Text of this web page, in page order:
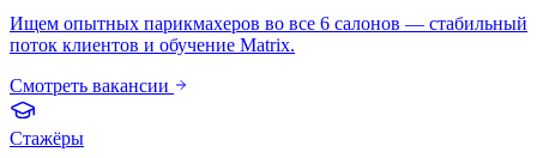
Ищем опытных парикмахеров во все 6 салонов — стабильный
поток клиентов и обучение Matrix.
Смотреть вакансии
Стажёры